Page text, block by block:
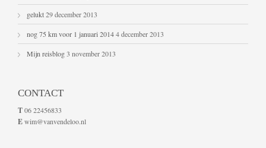
gelukt29 december 2013
nog 75 km voor 1 januari 20144 december 2013
Mijn reisblog3 november 2013
CONTACT
T06 22456833
Ewim@vanvendeloo.nl